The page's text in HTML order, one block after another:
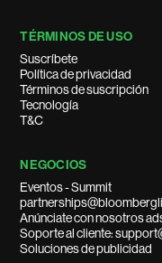
TÉRMINOS DE USO
Suscríbete
Política de privacidad
Términos de suscripción
Tecnología
T&C
NEGOCIOS
Eventos - Summit
Anúnciate con nosotros
Soporte al cliente:
Soluciones de publicidad